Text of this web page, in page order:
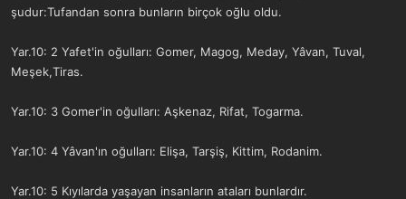
şudur:Tufandan sonra bunların birçok oğlu oldu.
Yar.10: 2 Yafet'in oğulları: Gomer, Magog, Meday, Yâvan, Tuval,
Meşek,Tiras.
Yar.10: 3 Gomer'in oğulları: Aşkenaz, Rifat, Togarma.
Yar.10: 4 Yâvan'ın oğulları: Elişa, Tarşiş, Kittim, Rodanim.
Yar.10: 5 Kıyılarda yaşayan insanların ataları bunlardır.